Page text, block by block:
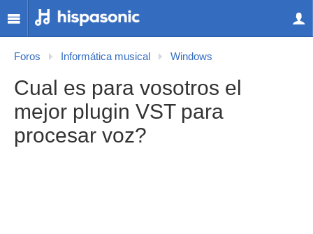
Foros Informática musical Windows
Cual es para vosotros el
mejor plugin VST para
procesar voz?